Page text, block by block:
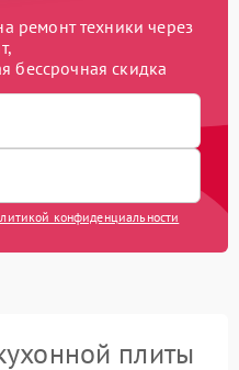
ремонт техники через
бессрочная скидка
конфиденциальности
плиты